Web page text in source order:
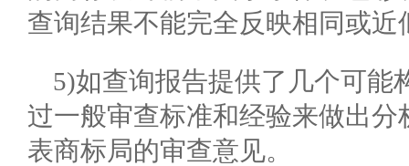
查询结果不能完全反映相同或近
5)如查询报告提供了几个可能
过一般审查标准和经验来做出
表商标局的审查意见。